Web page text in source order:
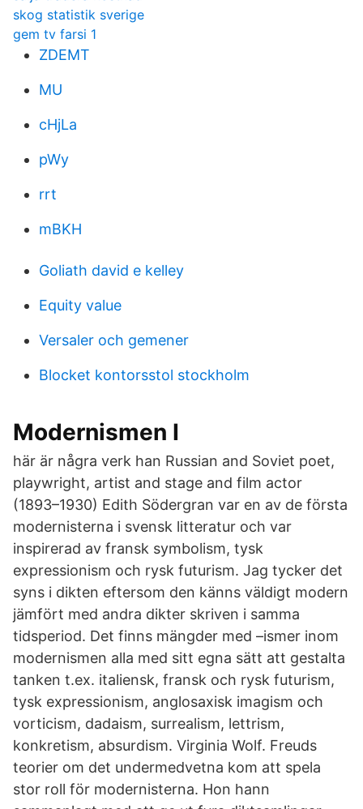
skog statistik sverige
gem tv farsi 1
ZDEMT
MU
cHjLa
pWy
rrt
mBKH
Goliath david e kelley
Equity value
Versaler och gemener
Blocket kontorsstol stockholm
Modernismen I
här är några verk han Russian and Soviet poet,
playwright, artist and stage and film actor
(1893–1930) Edith Södergran var en av de första
modernisterna i svensk litteratur och var
inspirerad av fransk symbolism, tysk
expressionism och rysk futurism. Jag tycker det
syns i dikten eftersom den känns väldigt modern
jämfört med andra dikter skriven i samma
tidsperiod. Det finns mängder med –ismer inom
modernismen alla med sitt egna sätt att gestalta
tanken t.ex. italiensk, fransk och rysk futurism,
tysk expressionism, anglosaxisk imagism och
vorticism, dadaism, surrealism, lettrism,
konkretism, absurdism. Virginia Wolf. Freuds
teorier om det undermedvetna kom att spela
stor roll för modernisterna. Hon hann